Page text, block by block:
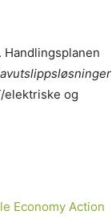
. Handlingsplanen
elektriske og
Economy Action